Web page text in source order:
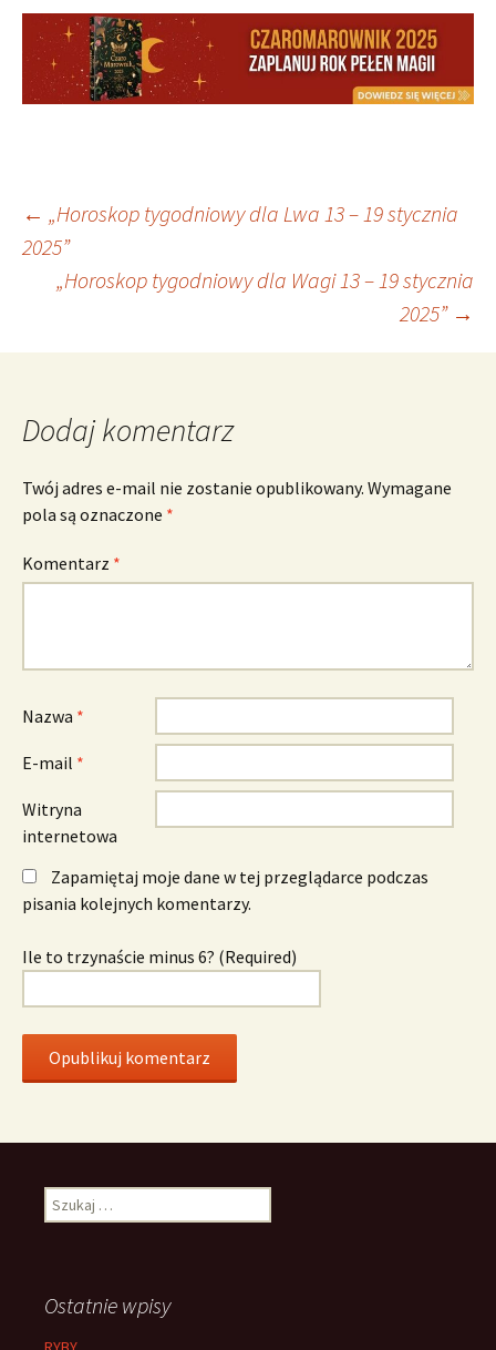
Nawigacja
wpisu
← „Horoskop tygodniowy dla Lwa 13 – 19 stycznia
2025”
„Horoskop tygodniowy dla Wagi 13 – 19 stycznia
2025” →
Dodaj komentarz
Twój adres e-mail nie zostanie opublikowany. Wymagane
pola są oznaczone *
Komentarz *
Nazwa *
E-mail *
Witryna
internetowa
Zapamiętaj moje dane w tej przeglądarce podczas
pisania kolejnych komentarzy.
Ile to trzynaście minus 6? (Required)
Szukaj:
Ostatnie wpisy